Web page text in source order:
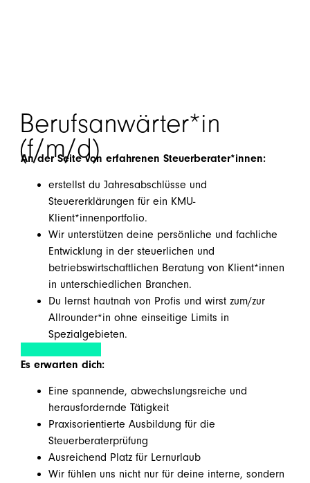
Berufsanwärter*in
(f/m/d)
An der Seite von erfahrenen Steuerberater*innen:
erstellst du Jahresabschlüsse und
Steuererklärungen für ein KMU-
Klient*innenportfolio.
Wir unterstützen deine persönliche und fachliche
Entwicklung in der steuerlichen und
betriebswirtschaftlichen Beratung von Klient*innen
in unterschiedlichen Branchen.
Du lernst hautnah von Profis und wirst zum/zur
Allrounder*in ohne einseitige Limits in
Spezialgebieten.
Es erwarten dich:
Eine spannende, abwechslungsreiche und
herausfordernde Tätigkeit
Praxisorientierte Ausbildung für die
Steuerberaterprüfung
Ausreichend Platz für Lernurlaub
Wir fühlen uns nicht nur für deine interne, sondern